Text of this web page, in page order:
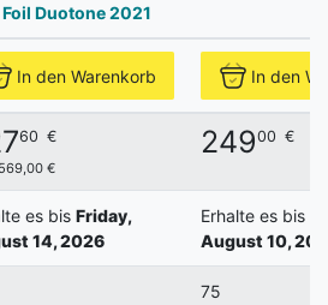
Duotone 2021
In den Warenkorb In den
60 €
€
24900 €
es bis Friday,
14, 2026
Erhalte es bis
August 10,
75